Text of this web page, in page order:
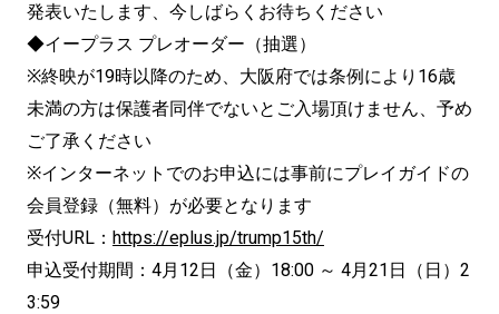
発表いたします、今しばらくお待ちください
◆イープラス プレオーダー（抽選）
※終映が19時以降のため、大阪府では条例により16歳
未満の方は保護者同伴でないとご入場頂けません、予め
ご了承ください
※インターネットでのお申込には事前にプレイガイドの
会員登録（無料）が必要となります
受付URL： https://eplus.jp/trump15th/
申込受付期間：4月12日（金）18:00 ～ 4月21日（日）2
3:59